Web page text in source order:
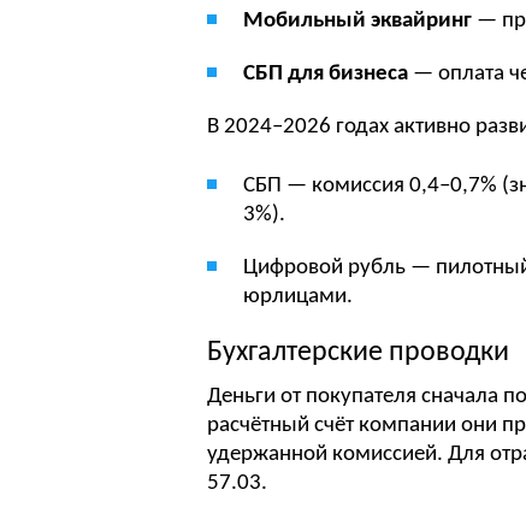
Мобильный эквайринг —
СБП для бизнеса — оплата
В 2024–2026 годах активно
СБП — комиссия 0,4–0,7%
3%).
Цифровой рубль —
юрлицами.
Бухгалтерские проводки
Деньги от покупателя сначала
расчётный счёт компании они
удержанной комиссией. Для
57.03.